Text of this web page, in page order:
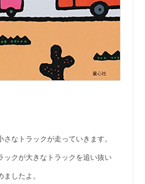
なトラックが走っていきます。
ックが大きなトラックを追い抜い
したよ。